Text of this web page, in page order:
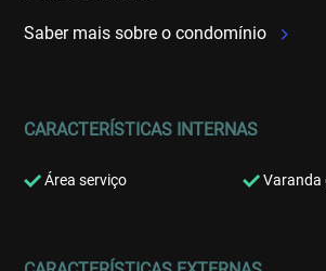
Saber mais sobre o condomínio
CARACTERÍSTICAS INTERNAS
Área serviço Varanda